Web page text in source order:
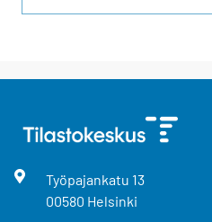
Työpajankatu 13
00580 Helsinki